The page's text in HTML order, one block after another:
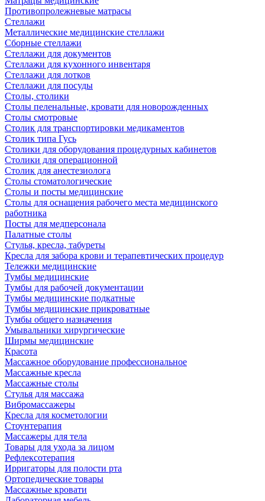
Противопролежневые матрасы
Стеллажи
Металлические медицинские стеллажи
Сборные стеллажи
Стеллажи для документов
Стеллажи для кухонного инвентаря
Стеллажи для лотков
Стеллажи для посуды
Столы, столики
Столы пеленальные, кровати для новорожденных
Столы смотровые
Столик для транспортировки медикаментов
Столик типа Гусь
Столики для оборудования процедурных кабинетов
Столики для операционной
Столик для анестезиолога
Столы стоматологические
Столы и посты медицинские
Столы для оснащения рабочего места медицинского
работника
Посты для медперсонала
Палатные столы
Стулья, кресла, табуреты
Кресла для забора крови и терапевтических процедур
Тележки медицинские
Тумбы медицинские
Тумбы для рабочей документации
Тумбы медицинские подкатные
Тумбы медицинские прикроватные
Тумбы общего назначения
Умывальники хирургические
Ширмы медицинские
Красота
Массажное оборудование профессиональное
Массажные кресла
Массажные столы
Стулья для массажа
Вибромассажеры
Кресла для косметологии
Стоунтерапия
Массажеры для тела
Товары для ухода за лицом
Рефлексотерапия
Ирригаторы для полости рта
Ортопедические товары
Массажные кровати